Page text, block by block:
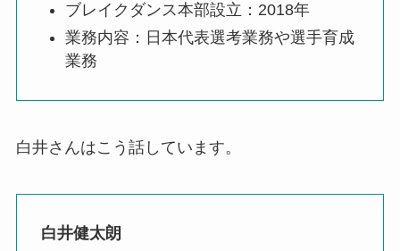
ブレイクダンス本部設立：2018年
業務内容：日本代表選考業務や選手育成
業務
白井さんはこう話しています。
白井健太朗